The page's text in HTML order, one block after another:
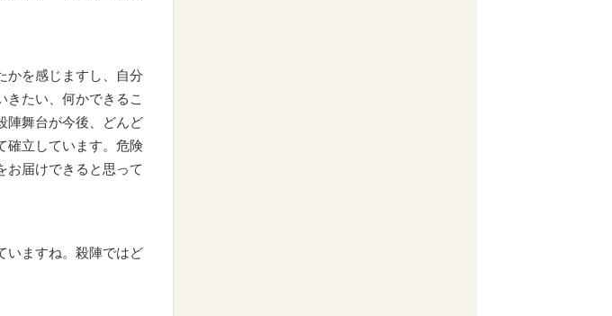
かを感じますし、自分
きたい、何かできるこ
陣舞台が今後、どんど
確立しています。危険
お届けできると思って
いますね。殺陣ではど